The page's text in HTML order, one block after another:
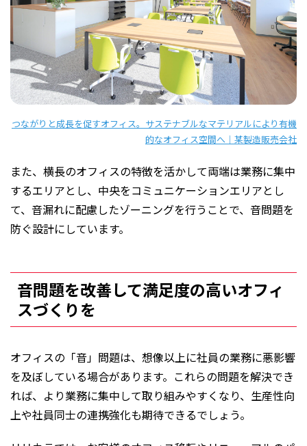
つながりと成長を促すオフィス。サステナブルなマテリアルにより有機
的なオフィス空間へ｜某製造販売会社
また、横長のオフィスの特徴を活かして両端は業務に集中
するエリアとし、中央をコミュニケーションエリアとし
て、音漏れに配慮したゾーニングを行うことで、音問題を
防ぐ設計にしています。
音問題を改善して満足度の高いオフィ
スづくりを
オフィスの「音」問題は、想像以上に社員の業務に悪影響
を及ぼしている場合があります。これらの問題を解決でき
れば、より業務に集中して取り組みやすくなり、生産性向
上や社員同士の連携強化も期待できるでしょう。